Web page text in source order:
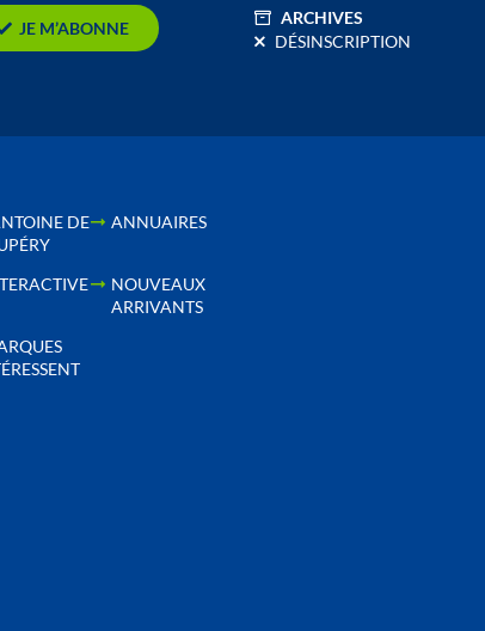
JE M’ABONNE
ARCHIVES
DÉSINSCRIPTION
DE
ANNUAIRES
NOUVEAUX
ARRIVANTS